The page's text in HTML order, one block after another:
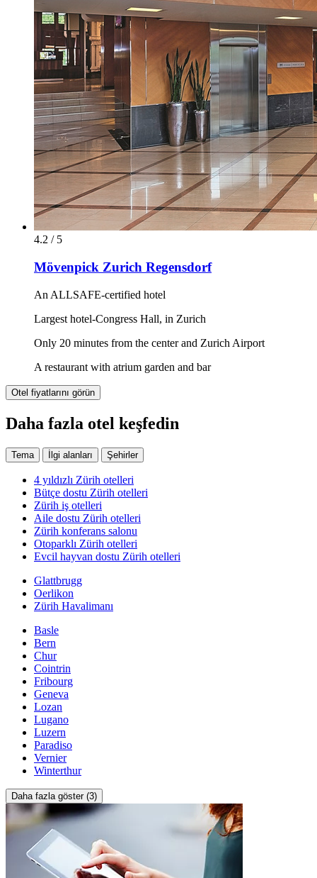
4.2 / 5
Mövenpick Zurich Regensdorf
An ALLSAFE-certified hotel
Largest hotel-Congress Hall, in Zurich
Only 20 minutes from the center and Zurich Airport
A restaurant with atrium garden and bar
Otel fiyatlarını görün
Daha fazla otel keşfedin
Tema İlgi alanları Şehirler
4 yıldızlı Zürih otelleri
Bütçe dostu Zürih otelleri
Zürih iş otelleri
Aile dostu Zürih otelleri
Zürih konferans salonu
Otoparklı Zürih otelleri
Evcil hayvan dostu Zürih otelleri
Glattbrugg
Oerlikon
Zürih Havalimanı
Basle
Bern
Chur
Cointrin
Fribourg
Geneva
Lozan
Lugano
Luzern
Paradiso
Vernier
Winterthur
Daha fazla göster (3)